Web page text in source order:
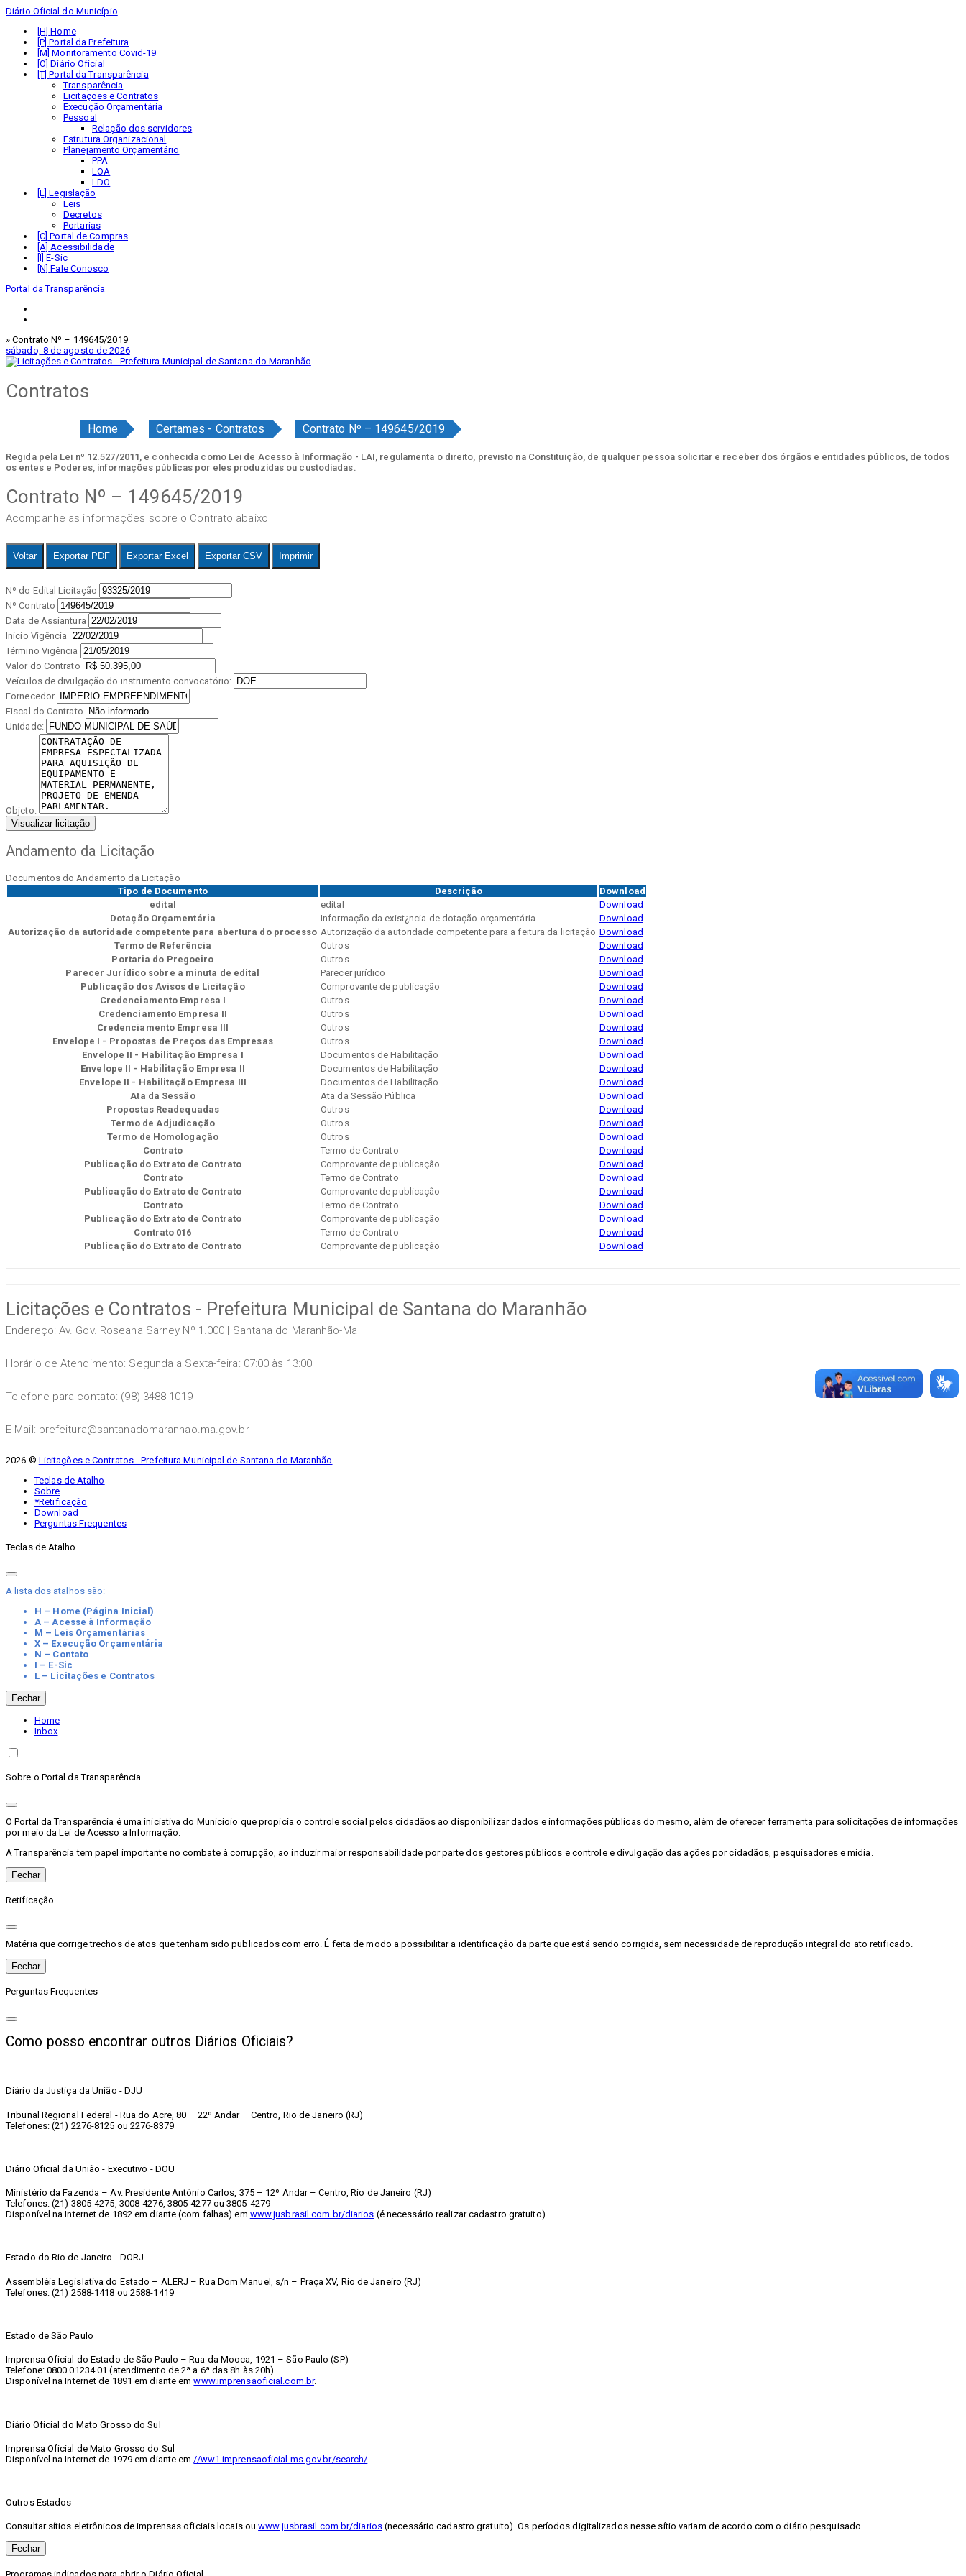
Diário Oficial do Município
Home
Portal da Prefeitura
Monitoramento Covid-19
Diário Oficial
Portal da Transparência
Transparência
Licitaçoes e Contratos
Execução Orçamentária
Pessoal
Relação dos servidores
Estrutura Organizacional
Planejamento Orçamentário
PPA
LOA
LDO
Legislação
Leis
Decretos
Portarias
Portal de Compras
Acessibilidade
E-Sic
Fale Conosco
Portal da Transparência
» Contrato Nº – 149645/2019
sábado, 8 de agosto de 2026
Contratos
Home Certames - Contratos Contrato Nº – 149645/2019
Regida pela Lei nº 12.527/2011, e conhecida como Lei de Acesso à Informação - LAI, regulamenta o direito, previsto na Constituição, de qualquer pessoa solicitar e receber dos órgãos e entidades públicos, de todos
os entes e Poderes, informações públicas por eles produzidas ou custodiadas.
Contrato Nº – 149645/2019
Acompanhe as informações sobre o Contrato abaixo
Voltar Exportar PDF Exportar Excel Exportar CSV Imprimir
Nº do Edital Licitação
Nº Contrato
Data de Assiantura
Início Vigência
Término Vigência
Valor do Contrato
Veículos de divulgação do instrumento convocatório:
Fornecedor
Fiscal do Contrato
Unidade:
Objeto:
Visualizar licitação
Andamento da Licitação
Documentos do Andamento da Licitação
Tipo de Documento
Descrição
Download
edital
edital
Download
Dotação Orçamentária
Informação da exist¿ncia de dotação orçamentária
Download
Autorização da autoridade competente para abertura do processo Autorização da autoridade competente para a feitura da licitação Download
Termo de Referência
Outros
Download
Portaria do Pregoeiro
Outros
Download
Parecer Jurídico sobre a minuta de edital
Parecer jurídico
Download
Publicação dos Avisos de Licitação
Comprovante de publicação
Download
Credenciamento Empresa I
Outros
Download
Credenciamento Empresa II
Outros
Download
Credenciamento Empresa III
Outros
Download
Envelope I - Propostas de Preços das Empresas
Outros
Download
Envelope II - Habilitação Empresa I
Documentos de Habilitação
Download
Envelope II - Habilitação Empresa II
Documentos de Habilitação
Download
Envelope II - Habilitação Empresa III
Documentos de Habilitação
Download
Ata da Sessão
Ata da Sessão Pública
Download
Propostas Readequadas
Outros
Download
Termo de Adjudicação
Outros
Download
Termo de Homologação
Outros
Download
Contrato
Termo de Contrato
Download
Publicação do Extrato de Contrato
Comprovante de publicação
Download
Contrato
Termo de Contrato
Download
Publicação do Extrato de Contrato
Comprovante de publicação
Download
Contrato
Termo de Contrato
Download
Publicação do Extrato de Contrato
Comprovante de publicação
Download
Contrato 016
Termo de Contrato
Download
Publicação do Extrato de Contrato
Comprovante de publicação Download
Licitações e Contratos - Prefeitura Municipal de Santana do Maranhão
Endereço: Av. Gov. Roseana Sarney Nº 1.000 | Santana do Maranhão-Ma
Horário de Atendimento: Segunda a Sexta-feira: 07:00 às 13:00
Telefone para contato: (98) 3488-1019
E-Mail: prefeitura@santanadomaranhao.ma.gov.br
2026 © Licitações e Contratos - Prefeitura Municipal de Santana do Maranhão
Teclas de Atalho
Sobre
*Retificação
Download
Perguntas Frequentes
Teclas de Atalho
A lista dos atalhos são:
H – Home (Página Inicial)
A – Acesse à Informação
M – Leis Orçamentárias
X – Execução Orçamentária
N – Contato
I – E-Sic
L – Licitações e Contratos
Fechar
Home
Inbox
Sobre o Portal da Transparência
O Portal da Transparência é uma iniciativa do Municíoio que propicia o controle social pelos cidadãos ao disponibilizar dados e informações públicas do mesmo, além de oferecer ferramenta para solicitações de informações
por meio da Lei de Acesso a Informação.
A Transparência tem papel importante no combate à corrupção, ao induzir maior responsabilidade por parte dos gestores públicos e controle e divulgação das ações por cidadãos, pesquisadores e mídia.
Fechar
Retificação
Matéria que corrige trechos de atos que tenham sido publicados com erro. É feita de modo a possibilitar a identificação da parte que está sendo corrigida, sem necessidade de reprodução integral do ato retificado.
Fechar
Perguntas Frequentes
Como posso encontrar outros Diários Oficiais?
Diário da Justiça da União - DJU
Tribunal Regional Federal - Rua do Acre, 80 – 22º Andar – Centro, Rio de Janeiro (RJ)
Telefones: (21) 2276-8125 ou 2276-8379
Diário Oficial da União - Executivo - DOU
Ministério da Fazenda – Av. Presidente Antônio Carlos, 375 – 12º Andar – Centro, Rio de Janeiro (RJ)
Telefones: (21) 3805-4275, 3008-4276, 3805-4277 ou 3805-4279
Disponível na Internet de 1892 em diante (com falhas) em www.jusbrasil.com.br/diarios (é necessário realizar cadastro gratuito).
Estado do Rio de Janeiro - DORJ
Assembléia Legislativa do Estado – ALERJ – Rua Dom Manuel, s/n – Praça XV, Rio de Janeiro (RJ)
Telefones: (21) 2588-1418 ou 2588-1419
Estado de São Paulo
Imprensa Oficial do Estado de São Paulo – Rua da Mooca, 1921 – São Paulo (SP)
Telefone: 0800 01234 01 (atendimento de 2ª a 6ª das 8h às 20h)
Disponível na Internet de 1891 em diante emwww.imprensaoficial.com.br.
Diário Oficial do Mato Grosso do Sul
Imprensa Oficial de Mato Grosso do Sul
Disponível na Internet de 1979 em diante em //ww1.imprensaoficial.ms.gov.br/search/
Outros Estados
Consultar sítios eletrônicos de imprensas oficiais locais ouwww.jusbrasil.com.br/diarios(necessário cadastro gratuito). Os períodos digitalizados nesse sítio variam de acordo com o diário pesquisado.
Fechar